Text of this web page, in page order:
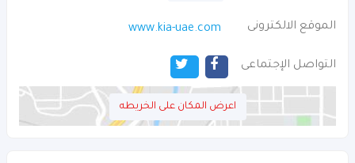
الموقع الالكترونى www.kia-uae.com
التواصل الإجتماعى
اعرض المكان على الخريطه